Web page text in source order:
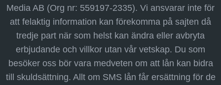
Media AB (Org nr: 559197-2335). Vi ansvarar inte för
att felaktig information kan förekomma på sajten då
tredje part när som helst kan ändra eller avbryta
erbjudande och villkor utan vår vetskap. Du som
besöker oss bör vara medveten om att lån kan bidra
till skuldsättning. Allt om SMS lån får ersättning för de